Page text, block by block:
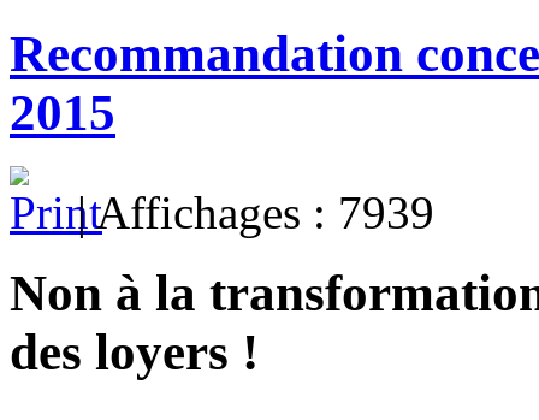
Recommandation
2015
| Affichages : 7939
Non à la
des loyers !